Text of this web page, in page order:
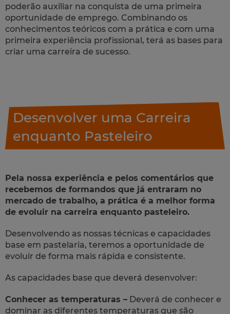
poderão auxiliar na conquista de uma primeira
oportunidade de emprego. Combinando os
conhecimentos teóricos com a prática e com uma
primeira experiência profissional, terá as bases para
criar uma carreira de sucesso.
Desenvolver uma Carreira
enquanto Pasteleiro
Pela nossa experiência e pelos comentários que
recebemos de formandos que já entraram no
mercado de trabalho, a prática é a melhor forma
de evoluir na carreira enquanto pasteleiro.
Desenvolvendo as nossas técnicas e capacidades
base em pastelaria, teremos a oportunidade de
evoluir de forma mais rápida e consistente.
As capacidades base que deverá desenvolver:
Conhecer as temperaturas – Deverá de conhecer e
dominar as diferentes temperaturas que são